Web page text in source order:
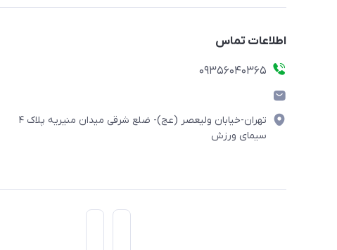
اطلاعات تماس
۰۹۳۵۶۰۴۰۳۶۵
تهران-خیابان ولیعصر (عج)- ضلع شرقی میدان منیریه پلاک ۴
سیمای ورزش